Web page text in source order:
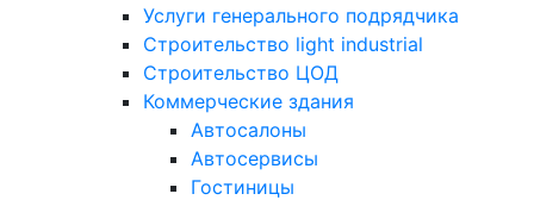
Услуги генерального подрядчика
Строительство light industrial
Строительство ЦОД
Коммерческие здания
Автосалоны
Автосервисы
Гостиницы